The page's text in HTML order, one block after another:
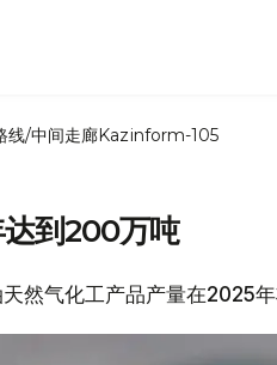
线/中间走廊Kazinform-105
到200万吨
然气化工产品产量在2025年